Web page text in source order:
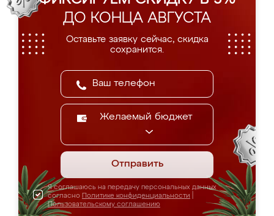
ДО КОНЦА АВГУСТА
Оставьте заявку сейчас, скидка
сохранится.
Желаемый бюджет
Отправить
Я соглашаюсь на передачу персональных данных
согласно Политике конфиденциальности
Пользовательскому соглашению